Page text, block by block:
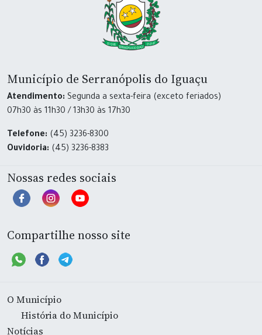
Município de Serranópolis do Iguaçu
Atendimento: Segunda a sexta-feira (exceto feriados)
07h30 às 11h30 / 13h30 às 17h30
Telefone: (45) 3236-8300
Ouvidoria: (45) 3236-8383
Nossas redes sociais
Compartilhe nosso site
O Município
História do Município
Notícias